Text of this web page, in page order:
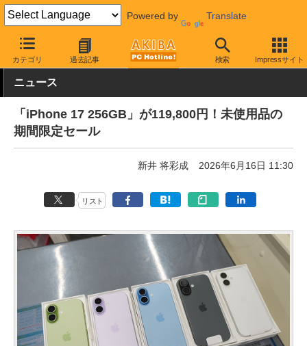
Powered by Translate
カテゴリ 過去記事 検索 Impressサイト
AKIBA PC Hotline! 秋葉原情報 価格情報 特価情報
ニュース
「iPhone 17 256GB」が119,800円！未使用品の
期間限定セール
新井 将彩成 2026年6月16日 11:30
リスト